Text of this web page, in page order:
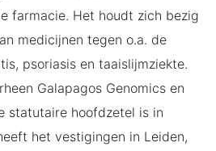
farmacie. Het houdt zich bezig
medicijnen tegen o.a. de
psoriasis en taaislijmziekte.
Galapagos Genomics en
statutaire hoofdzetel is in
het vestigingen in Leiden,